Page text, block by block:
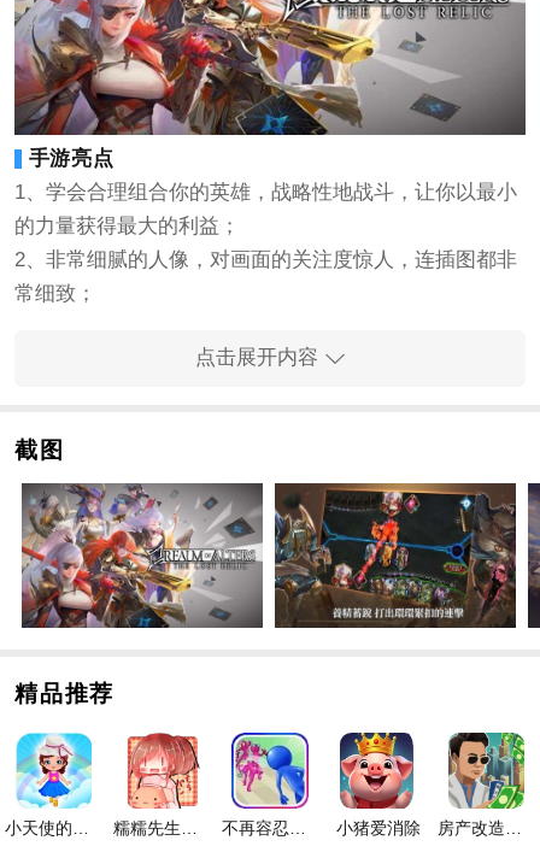
手游亮点
1、学会合理组合你的英雄，战略性地战斗，让你以最小
的力量获得最大的利益；
2、非常细腻的人像，对画面的关注度惊人，连插图都非
常细致；
背后的秘密是什么？
牌，用独特的阵容克制对手完成通关。
2、手游为玩家带来了很多完美的
角色。艺术插图令人叹
为观止，图形精美。
3、使用五种不同文明的卡牌打造大战略，通过创新机制
进行战略规划，确保史诗级战斗。
手游优势
果的影响，拒绝被运气压垮！
2、你可以选择施展“魔法”、召唤“追随者”、触发“英雄技
能”来发动攻势或创造领域优势！
3、选择40张具有独特能力和英雄的卡牌组成一副卡组，
打造你最强的战力！
点击展开内容
截图
精品推荐
小天使的冒险手游 糯糯先生的面包店手游 不再容忍手游 小猪爱消除 房产改造王游戏手机版手游